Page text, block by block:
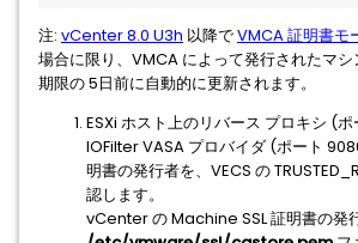
注: vCenter 8.0 U3h 以降でVMCA 証明書モ
場合に限り、VMCA によって発行されたマシ
期限の 5日前に自動的に更新されます。
ESXi ホスト上のリバース プロキシ (
IOFilter VASA プロバイダ (ポート
明書の発行者を、VECS の
認します。
vCenter の Machine SSL 証明書の発